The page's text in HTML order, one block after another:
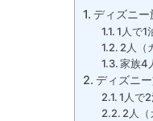
ディズニ
1人で1
2人（
家族4
ディズニ
1人で
2人（